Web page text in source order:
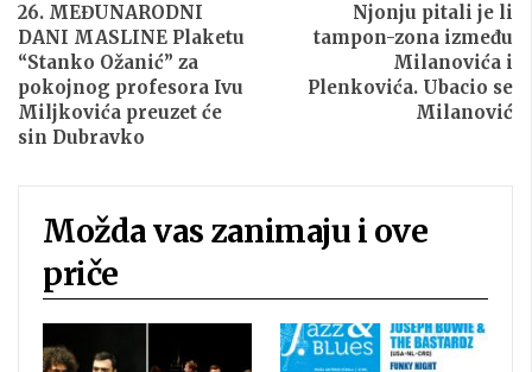
26. MEĐUNARODNI
DANI MASLINE Plaketu
“Stanko Ožanić” za
pokojnog profesora Ivu
Miljkovića preuzet će
sin Dubravko
Njonju pitali je li
tampon-zona između
Milanovića i
Plenkovića. Ubacio se
Milanović
Možda vas zanimaju i ove
priče